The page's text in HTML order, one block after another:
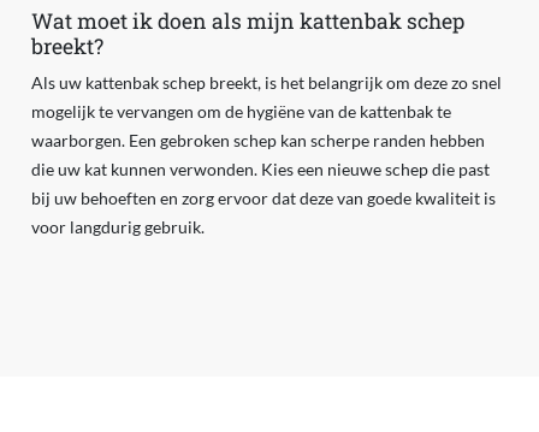
Wat moet ik doen als mijn kattenbak schep
breekt?
Als uw kattenbak schep breekt, is het belangrijk om deze zo snel
mogelijk te vervangen om de hygiëne van de kattenbak te
waarborgen. Een gebroken schep kan scherpe randen hebben
die uw kat kunnen verwonden. Kies een nieuwe schep die past
bij uw behoeften en zorg ervoor dat deze van goede kwaliteit is
voor langdurig gebruik.